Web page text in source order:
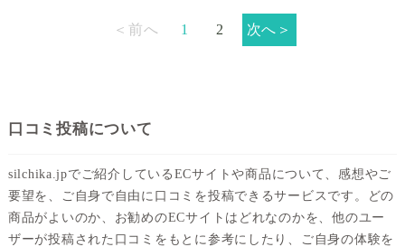
＜前へ 1 2 次へ＞
口コミ投稿について
silchika.jpでご紹介しているECサイトや商品について、感想やご
要望を、ご自身で自由に口コミを投稿できるサービスです。どの
商品がよいのか、お勧めのECサイトはどれなのかを、他のユー
ザーが投稿された口コミをもとに参考にしたり、ご自身の体験を